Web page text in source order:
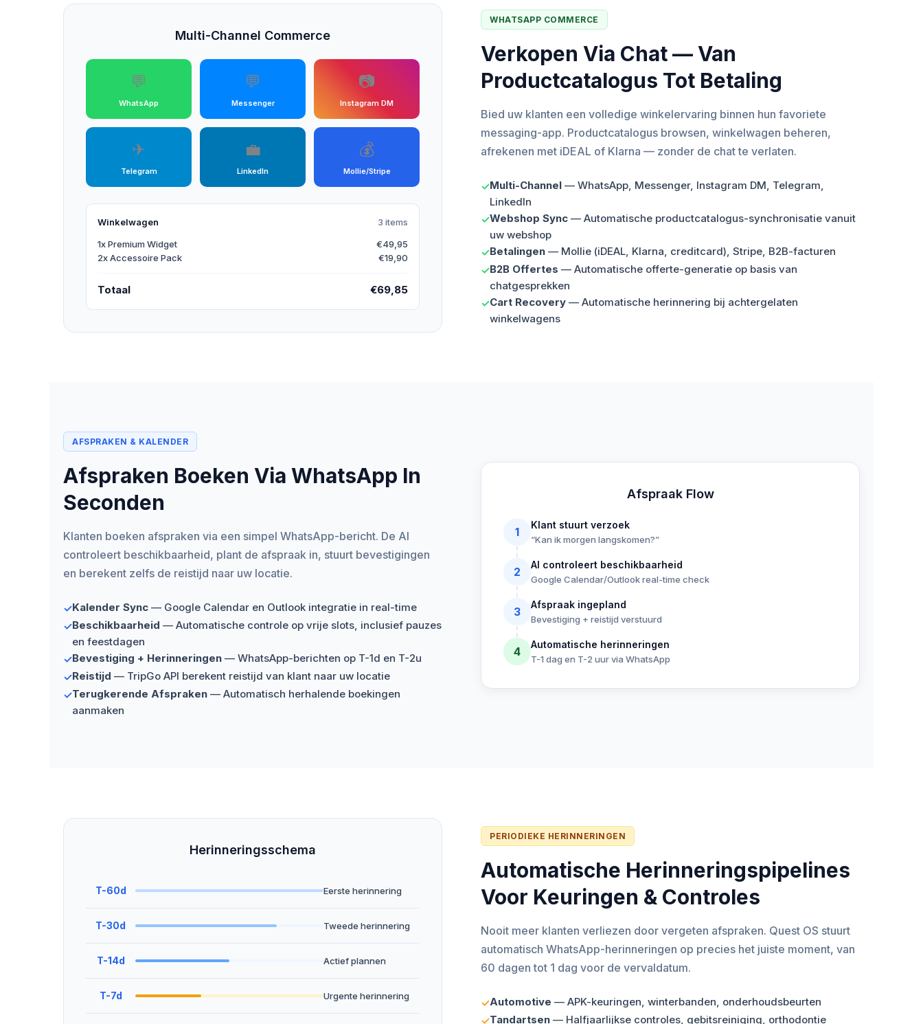
Multi-Channel Commerce
💬
WhatsApp
💬
Messenger
📷
Instagram DM
✈
Telegram
💼
LinkedIn
💰
Mollie/Stripe
Winkelwagen
3 items
1x Premium Widget
€49,95
2x Accessoire Pack
€19,90
Totaal €69,85
WHATSAPP COMMERCE
Verkopen Via Chat — Van
Productcatalogus Tot Betaling
Bied uw klanten een volledige winkelervaring binnen hun favoriete
messaging-app. Productcatalogus browsen, winkelwagen beheren,
afrekenen met iDEAL of Klarna — zonder de chat te verlaten.
✓Multi-Channel — WhatsApp, Messenger, Instagram DM, Telegram,
LinkedIn
✓Webshop Sync — Automatische productcatalogus-synchronisatie vanuit
uw webshop
✓Betalingen — Mollie (iDEAL, Klarna, creditcard), Stripe, B2B-facturen
✓B2B Offertes — Automatische offerte-generatie op basis van
chatgesprekken
✓Cart Recovery — Automatische herinnering bij achtergelaten
winkelwagens
AFSPRAKEN & KALENDER
Afspraken Boeken Via WhatsApp In
Seconden
Klanten boeken afspraken via een simpel WhatsApp-bericht. De AI
controleert beschikbaarheid, plant de afspraak in, stuurt bevestigingen
en berekent zelfs de reistijd naar uw locatie.
✓Kalender Sync — Google Calendar en Outlook integratie in real-time
✓Beschikbaarheid — Automatische controle op vrije slots, inclusief pauzes
en feestdagen
✓Bevestiging + Herinneringen — WhatsApp-berichten op T-1d en T-2u
✓Reistijd — TripGo API berekent reistijd van klant naar uw locatie
✓Terugkerende Afspraken — Automatisch herhalende boekingen
aanmaken
Afspraak Flow
1 Klant stuurt verzoek
“Kan ik morgen langskomen?”
2 AI controleert beschikbaarheid
Google Calendar/Outlook real-time check
3 Afspraak ingepland
Bevestiging + reistijd verstuurd
4 Automatische herinneringen
T-1 dag en T-2 uur via WhatsApp
Herinneringsschema
T-60d Eerste herinnering
T-30d Tweede herinnering
T-14d Actief plannen
T-7d Urgente herinnering
PERIODIEKE HERINNERINGEN
Automatische Herinnerings­pipelines
Voor Keuringen & Controles
Nooit meer klanten verliezen door vergeten afspraken. Quest OS stuurt
automatisch WhatsApp-herinneringen op precies het juiste moment, van
60 dagen tot 1 dag voor de vervaldatum.
✓Automotive — APK-keuringen, winterbanden, onderhouds­beurten
✓Tandartsen — Halfjaarlijkse controles, gebitsreiniging, orthodontie